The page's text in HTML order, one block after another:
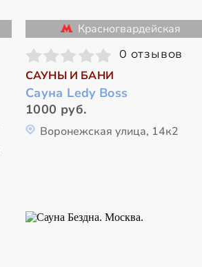
Красногвардейская
0 отзывов
САУНЫ И БАНИ
Сауна Ledy Boss
1000 руб.
Воронежская улица, 14к2